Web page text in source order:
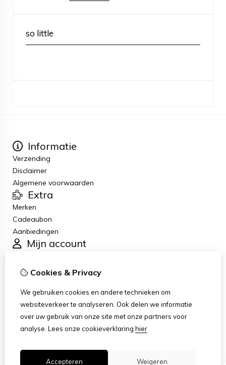
so little
Informatie
Verzending
Disclaimer
Algemene voorwaarden
Extra
Merken
Cadeaubon
Aanbiedingen
Mijn account
Bestelhistorie
Klantenservice
Contact
Retourneren
Sitemap
Cookies & Privacy
We gebruiken cookies en andere technieken om
websiteverkeer te analyseren. Ook delen we informatie
over uw gebruik van onze site met onze partners voor
analyse. Lees onze cookieverklaring hier
Accepteren Weigeren